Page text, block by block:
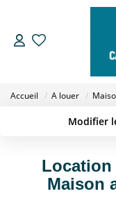
Accueil A louer
Modifier
Sélectionnez...
Type de bien
Location
Maison